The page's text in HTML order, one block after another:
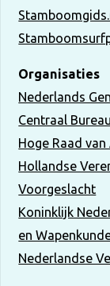
Organisaties
Nederlands
Centraal
Hoge Raad van
Hollandse
Voorgeslacht
Koninklijk
en
Nederlandse